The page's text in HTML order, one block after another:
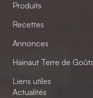
Produits
Recettes
Annonces
Hainaut Terre de Goûts
Liens utiles
Actualités